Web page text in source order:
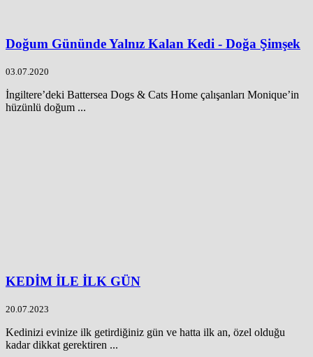
Doğum Gününde Yalnız Kalan Kedi - Doğa Şimşek
03.07.2020
İngiltere’deki Battersea Dogs & Cats Home çalışanları Monique’in
hüzünlü doğum ...
KEDİM İLE İLK GÜN
20.07.2023
Kedinizi evinize ilk getirdiğiniz gün ve hatta ilk an, özel olduğu
kadar dikkat gerektiren ...